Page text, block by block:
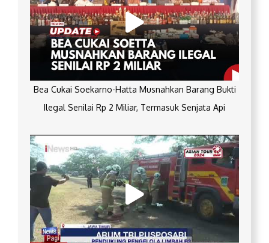
Bea Cukai Soekarno-Hatta Musnahkan Barang Bukti
Ilegal Senilai Rp 2 Miliar, Termasuk Senjata Api